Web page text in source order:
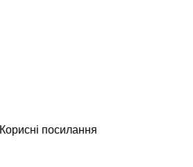
Корисні посилання